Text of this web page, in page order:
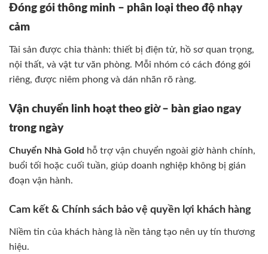
Đóng gói thông minh – phân loại theo độ nhạy
cảm
Tài sản được chia thành: thiết bị điện tử, hồ sơ quan trọng,
nội thất, và vật tư văn phòng. Mỗi nhóm có cách đóng gói
riêng, được niêm phong và dán nhãn rõ ràng.
Vận chuyển linh hoạt theo giờ – bàn giao ngay
trong ngày
Chuyển Nhà Gold hỗ trợ vận chuyển ngoài giờ hành chính,
buổi tối hoặc cuối tuần, giúp doanh nghiệp không bị gián
đoạn vận hành.
Cam kết & Chính sách bảo vệ quyền lợi khách hàng
Niềm tin của khách hàng là nền tảng tạo nên uy tín thương
hiệu.